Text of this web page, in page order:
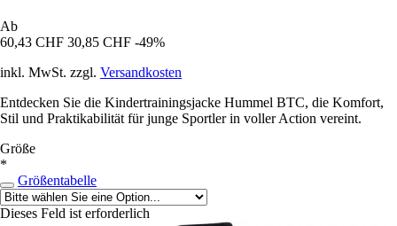
Ab
60,43 CHF 30,85 CHF -49%
inkl. MwSt. zzgl. Versandkosten
Entdecken Sie die Kindertrainingsjacke Hummel BTC, die Komfort,
Stil und Praktikabilität für junge Sportler in voller Action vereint.
Größe
*
Größentabelle
Dieses Feld ist erforderlich